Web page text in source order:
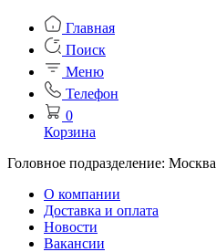
Главная
Поиск
Меню
Телефон
0
Корзина
Головное подразделение:
О компании
Доставка и оплата
Новости
Вакансии